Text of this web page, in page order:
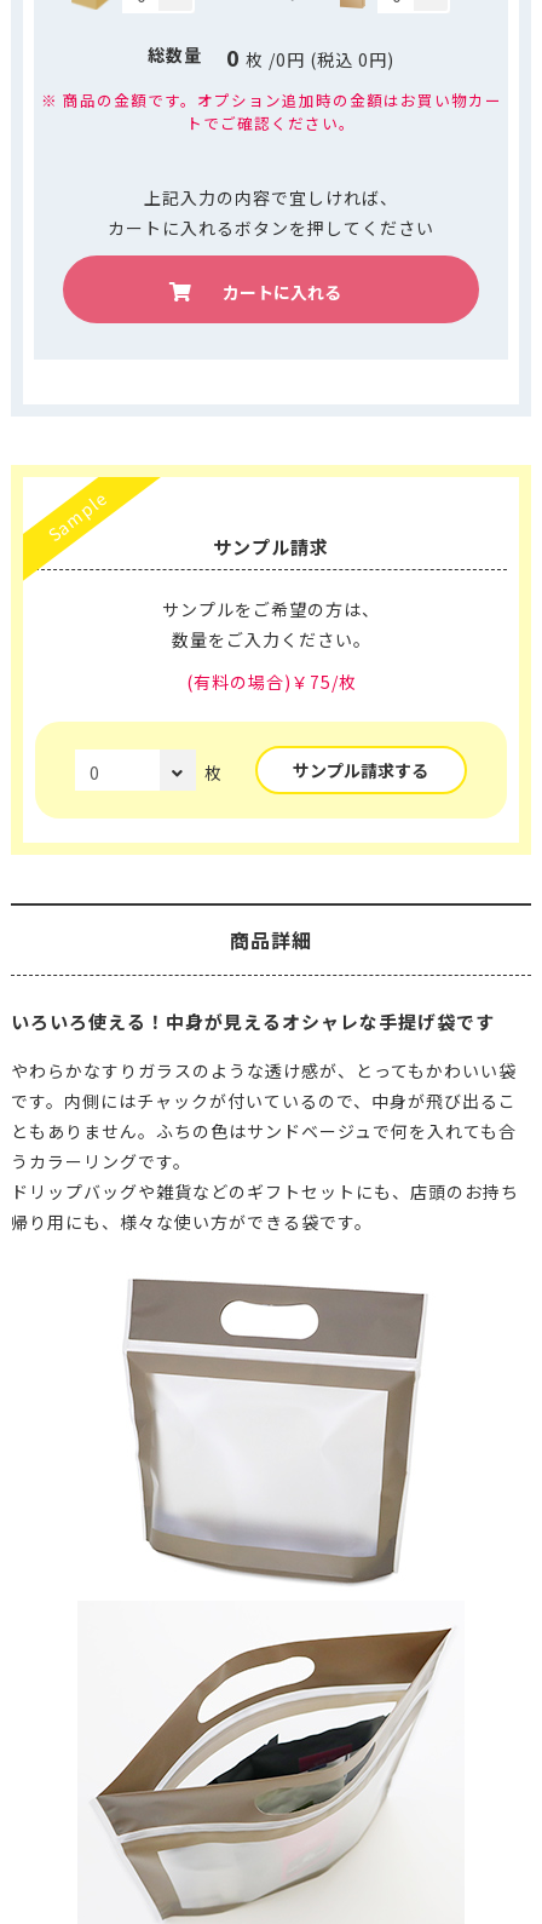
総数量 0 枚 /0円 (税込 0円)
※ 商品の金額です。オプション追加時の金額はお買い物カー
トでご確認ください。
上記入力の内容で宜しければ、
カートに入れるボタンを押してください
カートに入れる
Sample
サンプル請求
サンプルをご希望の方は、
数量をご入力ください。
(有料の場合)￥75/枚
枚 サンプル請求する
商品詳細
いろいろ使える！中身が見えるオシャレな手提げ袋です
やわらかなすりガラスのような透け感が、とってもかわいい袋
です。内側にはチャックが付いているので、中身が飛び出るこ
ともありません。ふちの色はサンドベージュで何を入れても合
うカラーリングです。
ドリップバッグや雑貨などのギフトセットにも、店頭のお持ち
帰り用にも、様々な使い方ができる袋です。